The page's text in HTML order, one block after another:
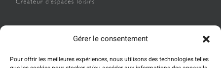
Gérer le consentement
Pour offrir les meilleures expériences, nous utilisons des technologies telles
Accueil Univers Loisirs Les produits
Références